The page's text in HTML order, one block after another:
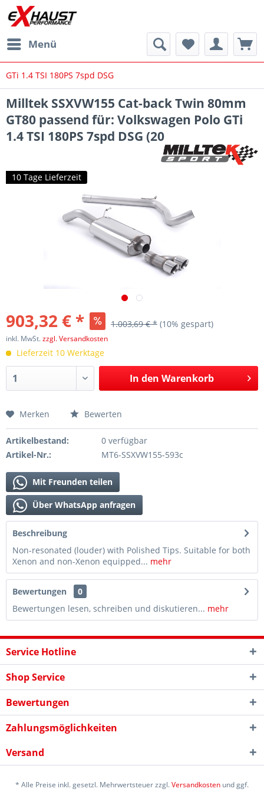
Menü
GTi 1.4 TSI 180PS 7spd DSG
Milltek SSXVW155 Cat-back Twin 80mm
GT80 passend für: Volkswagen Polo GTi
1.4 TSI 180PS 7spd DSG (20
10 Tage Lieferzeit
903,32 € * 1.003,69 € * (10% gespart)
inkl. MwSt.zzgl. Versandkosten
Lieferzeit 10 Werktage
In den Warenkorb
Merken Bewerten
Artikelbestand:
0 verfügbar
Artikel-Nr.:
MT6-SSXVW155-593c
Mit Freunden teilen
Über WhatsApp anfragen
Beschreibung
Non-resonated (louder) with Polished Tips. Suitable for both
Xenon and non-Xenon equipped... mehr
Bewertungen
0
Bewertungen lesen, schreiben und diskutieren... mehr
Service Hotline
Shop Service
Bewertungen
Zahlungsmöglichkeiten
Versand
* Alle Preise inkl. gesetzl. Mehrwertsteuer zzgl.Versandkosten und ggf.